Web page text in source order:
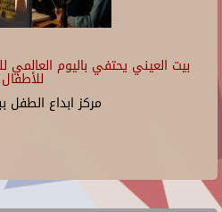
بيت العيني يحتفي باليوم العالمي
للأطفال
مركز ابداع الطفل